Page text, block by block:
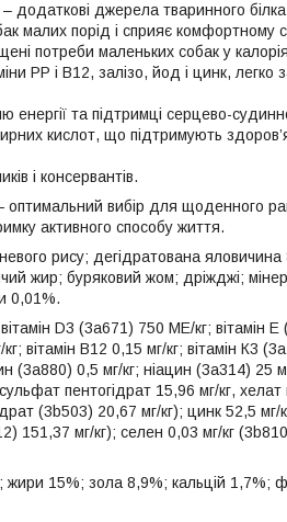
додаткові джерела тваринного
малих порід і сприяє комфортному
потреби маленьких собак у
PP і B12, залізо, йод і цинк, легко
та підтримці серцево-
кислот, що підтримують
і консервантів.
оптимальний вибір для щоденного
активного способу життя.
рису; дегідратована
жир; буряковий жом; дріжджі;
0,01%.
D3 (3а671) 750 МЕ/кг; вітамін
вітамін В12 0,15 мг/кг; вітамін К3
(3а880) 0,5 мг/кг; ніацин (3а314) 25
пентогідрат 15,96 мг/кг, хелат
(3b503) 20,67 мг/кг); цинк 52,5 мг/
151,37 мг/кг); селен 0,03 мг/кг
жири 15%; зола 8,9%; кальцій 1,7%;